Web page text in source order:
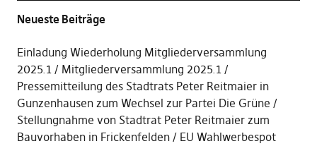
Neueste Beiträge
Einladung Wiederholung Mitgliederversammlung
2025.1
Mitgliederversammlung 2025.1
Pressemitteilung des Stadtrats Peter Reitmaier in
Gunzenhausen zum Wechsel zur Partei Die Grüne
Stellungnahme von Stadtrat Peter Reitmaier zum
Bauvorhaben in Frickenfelden
EU Wahlwerbespot